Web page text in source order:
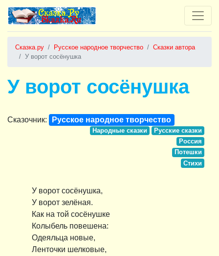
Сказка.ру Русское народное творчество
Сказки автора
У ворот сосёнушка
У ворот сосёнушка
Сказочник: Русское народное творчество
Народные сказки
Русские сказки
Россия
Потешки
Стихи
У ворот сосёнушка,
У ворот зелёная.
Как на той сосёнушке
Колыбель повешена:
Одеяльца новые,
Ленточки шелковые,